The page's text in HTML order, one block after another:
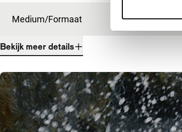
Medium/Formaat DCP
Bekijk meer details